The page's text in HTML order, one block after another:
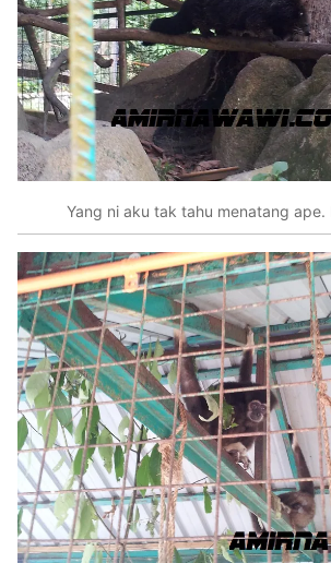
Yang ni aku tak tahu menatang ape.